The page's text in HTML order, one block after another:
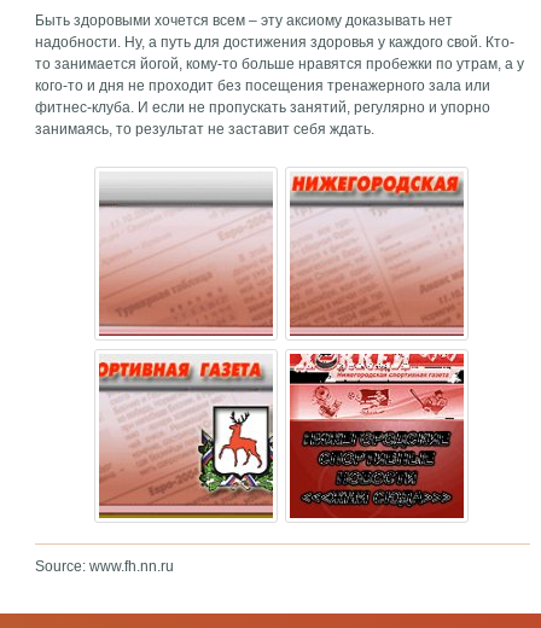
Быть здоровыми хочется всем – эту аксиому доказывать нет
надобности. Ну, а путь для достижения здоровья у каждого свой. Кто-
то занимается йогой, кому-то больше нравятся пробежки по утрам, а у
кого-то и дня не проходит без посещения тренажерного зала или
фитнес-клуба. И если не пропускать занятий, регулярно и упорно
занимаясь, то результат не заставит себя ждать.
Source: www.fh.nn.ru